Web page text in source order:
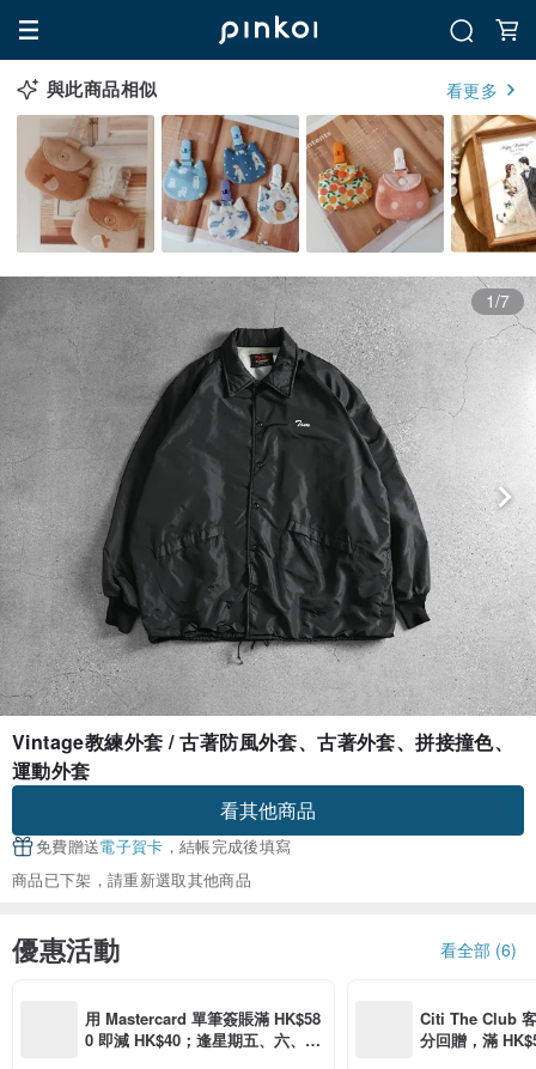
與此商品相似 看更多
1/7
Vintage教練外套 / 古著防風外套、古著外套、拼接撞色、
運動外套
看其他商品
免費贈送電子賀卡 ，結帳完成後填寫
商品已下架，請重新選取其他商品
優惠活動 看全部 (6)
用 Mastercard 單筆簽賬滿 HK$58
0 即減 HK$40；逢星期五、六、日
Citi The Club
分回贈，滿